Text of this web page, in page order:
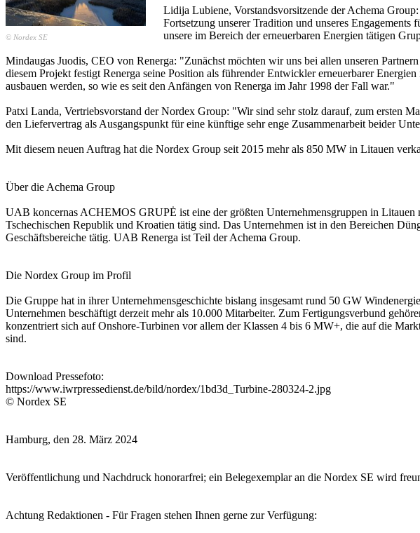
© Nordex SE
Lidija Lubiene, Vorstandsvorsitzende der Achema
Fortsetzung unserer Tradition und unseres
unsere im Bereich der erneuerbaren Energien tätigen
Mindaugas Juodis, CEO von Renerga: "Zunächst möchten wir uns bei allen unseren
diesem Projekt festigt Renerga seine Position als führender Entwickler erneuerbarer
ausbauen werden, so wie es seit den Anfängen von Renerga im Jahr 1998 der Fall war."
Patxi Landa, Vertriebsvorstand der Nordex Group: "Wir sind sehr stolz darauf, zum ersten
den Liefervertrag als Ausgangspunkt für eine künftige sehr enge Zusammenarbeit beider
Mit diesem neuen Auftrag hat die Nordex Group seit 2015 mehr als 850 MW in Litauen
Über die Achema Group
UAB koncernas ACHEMOS GRUPĖ ist eine der größten Unternehmensgruppen in
Tschechischen Republik und Kroatien tätig sind. Das Unternehmen ist in den Bereichen
Geschäftsbereiche tätig. UAB Renerga ist Teil der Achema Group.
Die Nordex Group im Profil
Die Gruppe hat in ihrer Unternehmensgeschichte bislang insgesamt rund 50 GW
Unternehmen beschäftigt derzeit mehr als 10.000 Mitarbeiter. Zum Fertigungsverbund
konzentriert sich auf Onshore-Turbinen vor allem der Klassen 4 bis 6 MW+, die auf die
sind.
Download Pressefoto:
https://www.iwrpressedienst.de/bild/nordex/1bd3d_Turbine-280324-2.jpg
© Nordex SE
Hamburg, den 28. März 2024
Veröffentlichung und Nachdruck honorarfrei; ein Belegexemplar an die Nordex SE wird
Achtung Redaktionen - Für Fragen stehen Ihnen gerne zur Verfügung: